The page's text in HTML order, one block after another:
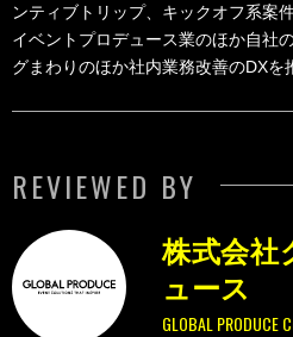
ンティブトリップ、キックオフ系案
イベントプロデュース業のほか自社
グまわりのほか社内業務改善のDXを
REVIEWED BY
GLOBAL PRODUCE
株式会社
ュース